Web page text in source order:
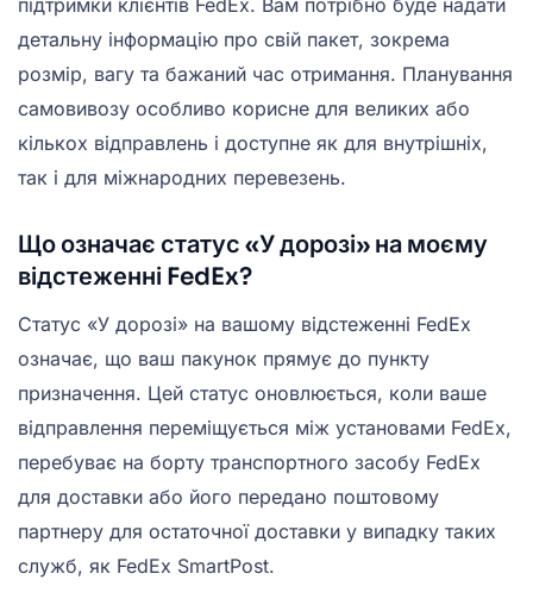
підтримки клієнтів FedEx. Вам потрібно буде надати
детальну інформацію про свій пакет, зокрема
розмір, вагу та бажаний час отримання. Планування
самовивозу особливо корисне для великих або
кількох відправлень і доступне як для внутрішніх,
так і для міжнародних перевезень.
Що означає статус «У дорозі» на моєму
відстеженні FedEx?
Статус «У дорозі» на вашому відстеженні FedEx
означає, що ваш пакунок прямує до пункту
призначення. Цей статус оновлюється, коли ваше
відправлення переміщується між установами FedEx,
перебуває на борту транспортного засобу FedEx
для доставки або його передано поштовому
партнеру для остаточної доставки у випадку таких
служб, як FedEx SmartPost.